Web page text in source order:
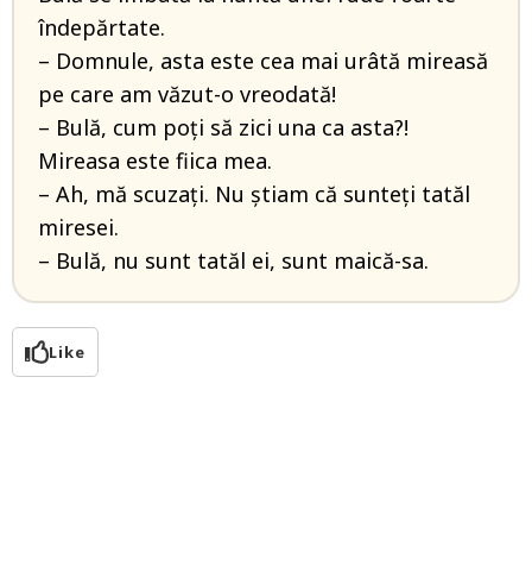
îndepărtate.
– Domnule, asta este cea mai urâtă mireasă
pe care am văzut-o vreodată!
– Bulă, cum poți să zici una ca asta?!
Mireasa este fiica mea.
– Ah, mă scuzați. Nu știam că sunteți tatăl
miresei.
– Bulă, nu sunt tatăl ei, sunt maică-sa.
Like